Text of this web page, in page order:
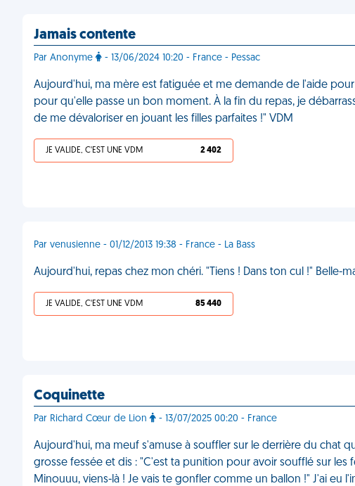
Jamais contente
Par Anonyme - 13/06/2024 10:20 - France - Pessac
Aujourd'hui, ma mère est fatiguée et me demande de l'aide
pour qu'elle passe un bon moment. À la fin du repas, je
de me dévaloriser en jouant les filles parfaites !" VDM
JE VALIDE, C'EST UNE VDM 2 402
Par venusienne - 01/12/2013 19:38 - France - La Bass
Aujourd'hui, repas chez mon chéri. "Tiens ! Dans ton cul !" Belle-
JE VALIDE, C'EST UNE VDM 85 440
Coquinette
Par Richard Cœur de Lion - 13/07/2025 00:20 - France
Aujourd'hui, ma meuf s'amuse à souffler sur le derrière du chat
grosse fessée et dis : "C'est ta punition pour avoir soufflé sur les
Minouuu, viens-là ! Je vais te gonfler comme un ballon !" J'ai eu